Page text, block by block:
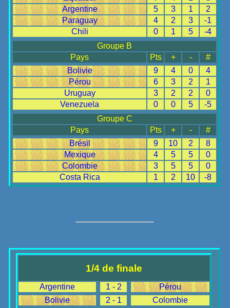
Argentine
5 3 1
2
Paraguay
4 2 3
-1
Chili
0 1 5
-4
Groupe B
Pays
Pts + -
#
Bolivie
9 4 0
4
Pérou
6 3 2
1
Uruguay
3 2 2
0
Venezuela
0 0 5
-5
Groupe C
Pays
Pts + -
#
Brésil
9 10 2
8
Mexique
4 5 5
0
Colombie
3 5 5
0
Costa Rica
1 2 10 -8
1/4 de finale
Argentine 1 - 2
Pérou
Bolivie
2 - 1 Colombie